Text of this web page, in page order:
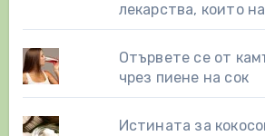
лекарства, които
Отървете се от
чрез пиене на сок
Истината за